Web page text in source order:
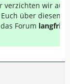
verzichten wir auf
über diesen
Forum